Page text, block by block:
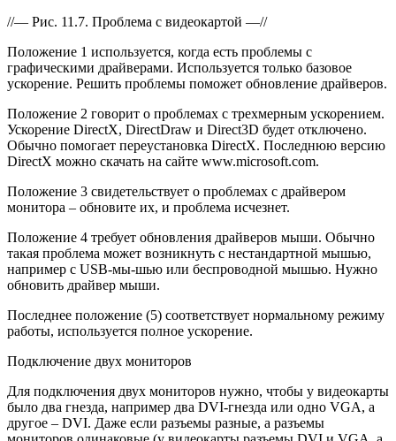
//— Рис. 11.7. Проблема с видеокартой —//
Положение 1 используется, когда есть проблемы с
графическими драйверами. Используется только базовое
ускорение. Решить проблемы поможет обновление драйверов.
Положение 2 говорит о проблемах с трехмерным ускорением.
Ускорение DirectX, DirectDraw и Direct3D будет отключено.
Обычно помогает переустановка DirectX. Последнюю версию
DirectX можно скачать на сайте www.microsoft.com.
Положение 3 свидетельствует о проблемах с драйвером
монитора – обновите их, и проблема исчезнет.
Положение 4 требует обновления драйверов мыши. Обычно
такая проблема может возникнуть с нестандартной мышью,
например с USB-мы-шью или беспроводной мышью. Нужно
обновить драйвер мыши.
Последнее положение (5) соответствует нормальному режиму
работы, используется полное ускорение.
Подключение двух мониторов
Для подключения двух мониторов нужно, чтобы у видеокарты
было два гнезда, например два DVI-гнезда или одно VGA, а
другое – DVI. Даже если разъемы разные, а разъемы